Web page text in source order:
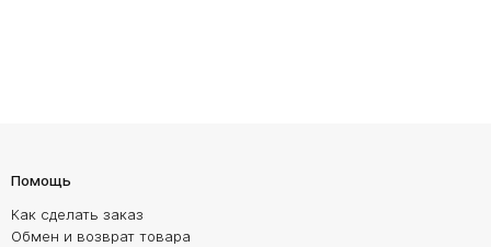
Помощь
Как сделать заказ
Обмен и возврат товара